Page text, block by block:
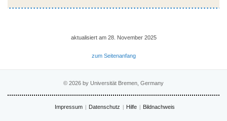
aktualisiert am 28. November 2025
zum Seitenanfang
© 2026 by Universität Bremen, Germany
Impressum Datenschutz Hilfe Bildnachweis